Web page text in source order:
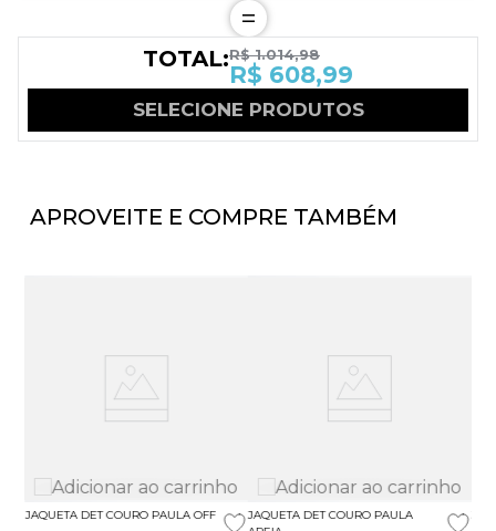
=
TOTAL:R$ 1.014,98
R$ 608,99
SELECIONE PRODUTOS
APROVEITE E COMPRE TAMBÉM
JAQUETA DET COURO PAULA OFF
JAQUETA DET COURO PAULA